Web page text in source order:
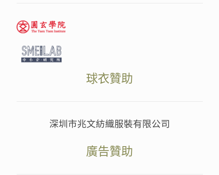
球衣贊助
深圳市兆文紡織服裝有限公司
廣告贊助